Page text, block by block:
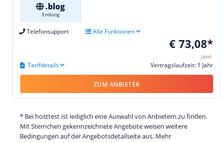
.blog
Endung
Telefonsupport Alle Funktionen
€ 73,08*
jährl.
Vertragslaufzeit: 1 Jahr
Tarifdetails
ZUM ANBIETER
* Bei hosttest ist lediglich eine Auswahl von Anbietern zu finden.
Mit Sternchen gekennzeichnete Angebote weisen weitere
Bedingungen auf der Angebotsdetailseite aus. Mehr